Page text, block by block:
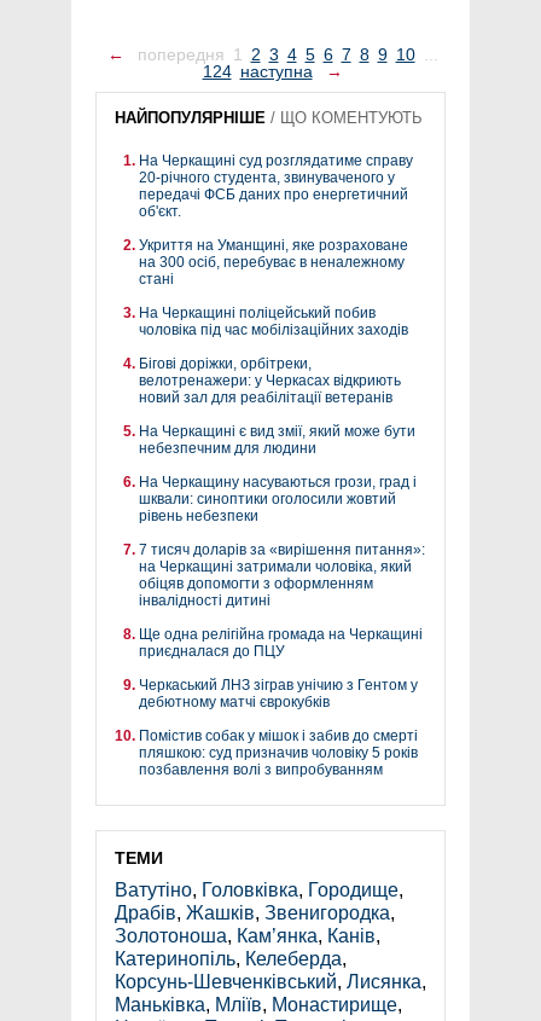
← попередня 1 2 3 4 5 6 7 8 9 10 ...
124 наступна →
НАЙПОПУЛЯРНІШЕ / ЩО КОМЕНТУЮТЬ
На Черкащині суд розглядатиме справу
20-річного студента, звинуваченого у
передачі ФСБ даних про енергетичний
об'єкт.
Укриття на Уманщині, яке розраховане
на 300 осіб, перебуває в неналежному
стані
На Черкащині поліцейський побив
чоловіка під час мобілізаційних заходів
Бігові доріжки, орбітреки,
велотренажери: у Черкасах відкриють
новий зал для реабілітації ветеранів
На Черкащині є вид змії, який може бути
небезпечним для людини
На Черкащину насуваються грози, град і
шквали: синоптики оголосили жовтий
рівень небезпеки
7 тисяч доларів за «вирішення питання»:
на Черкащині затримали чоловіка, який
обіцяв допомогти з оформленням
інвалідності дитині
Ще одна релігійна громада на Черкащині
приєдналася до ПЦУ
Черкаський ЛНЗ зіграв унічию з Гентом у
дебютному матчі єврокубків
Помістив собак у мішок і забив до смерті
пляшкою: суд призначив чоловіку 5 років
позбавлення волі з випробуванням
ТЕМИ
Ватутіно, Головківка, Городище,
Драбів, Жашків, Звенигородка,
Золотоноша, Кам’янка, Канів,
Катеринопіль, Келеберда,
Корсунь-Шевченківський, Лисянка,
Маньківка, Мліїв, Монастирище,